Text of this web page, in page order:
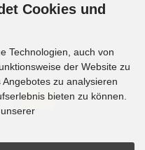
Cookies und
Technologien, auch von
der Website zu
zu analysieren
bieten zu können.